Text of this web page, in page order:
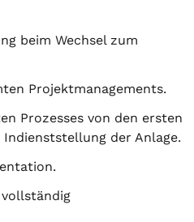
beim Wechsel zum
Projektmanagements.
Prozesses von den ersten
der Anlage.
vollständig